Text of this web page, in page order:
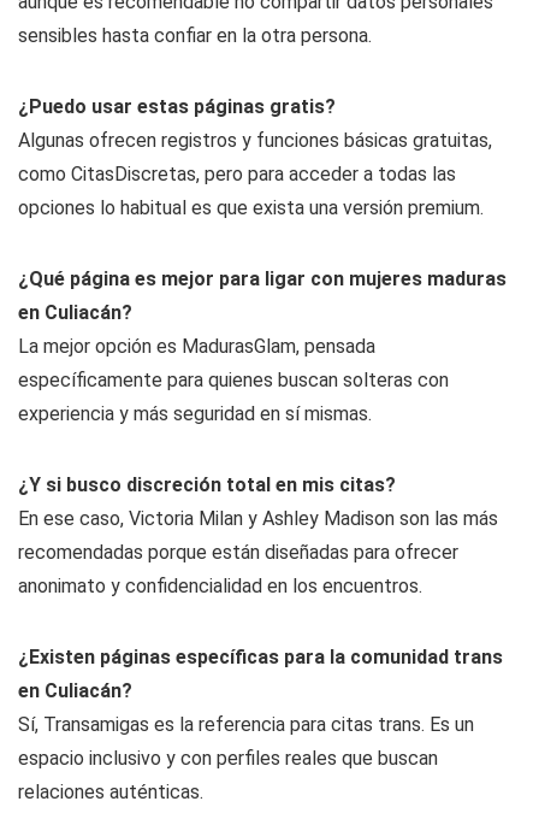
sensibles hasta confiar en la otra persona.
¿Puedo usar estas páginas gratis?
Algunas ofrecen registros y funciones básicas gratuitas,
como CitasDiscretas, pero para acceder a todas las
opciones lo habitual es que exista una versión premium.
¿Qué página es mejor para ligar con mujeres maduras
en Culiacán?
La mejor opción es MadurasGlam, pensada
específicamente para quienes buscan solteras con
experiencia y más seguridad en sí mismas.
¿Y si busco discreción total en mis citas?
En ese caso, Victoria Milan y Ashley Madison son las más
recomendadas porque están diseñadas para ofrecer
anonimato y confidencialidad en los encuentros.
¿Existen páginas específicas para la comunidad trans
en Culiacán?
Sí, Transamigas es la referencia para citas trans. Es un
espacio inclusivo y con perfiles reales que buscan
relaciones auténticas.